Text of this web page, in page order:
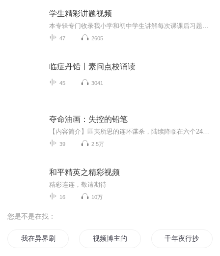
学生精彩讲题视频
47 2605
临症丹铅丨素问点校诵读
45 3041
夺命油画：失控的铅笔
39 2.5万
和平精英之精彩视频
精彩连连，敬请期待
16 10万
您是不是在找：
我在异界刷视频 视频博主的自我修养 千年夜行抄